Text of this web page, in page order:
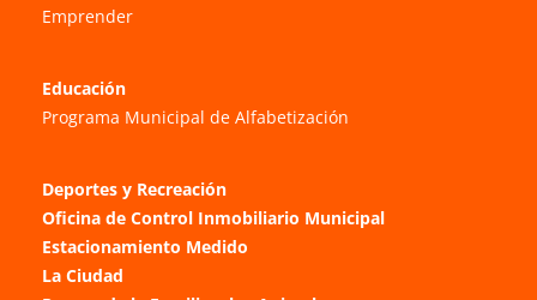
Emprender
Educación
Programa Municipal de Alfabetización
Deportes y Recreación
Oficina de Control Inmobiliario Municipal
Estacionamiento Medido
La Ciudad